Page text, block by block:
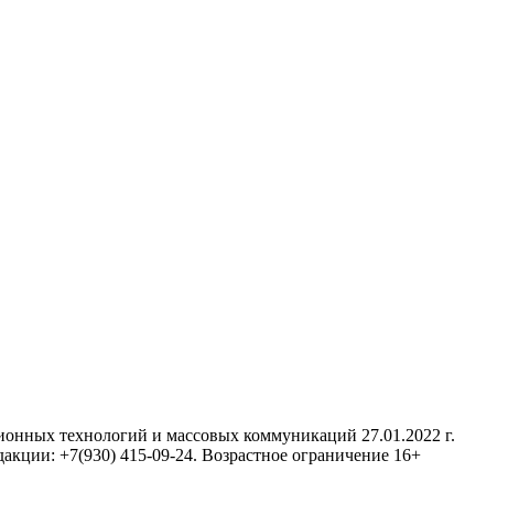
технологий и массовых коммуникаций 27.01.2022 г.
+7(930) 415-09-24. Возрастное ограничение 16+